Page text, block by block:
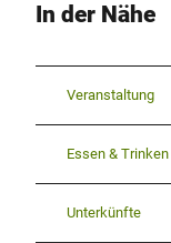
In der Nähe
Veranstaltung
Essen & Trinken
Unterkünfte